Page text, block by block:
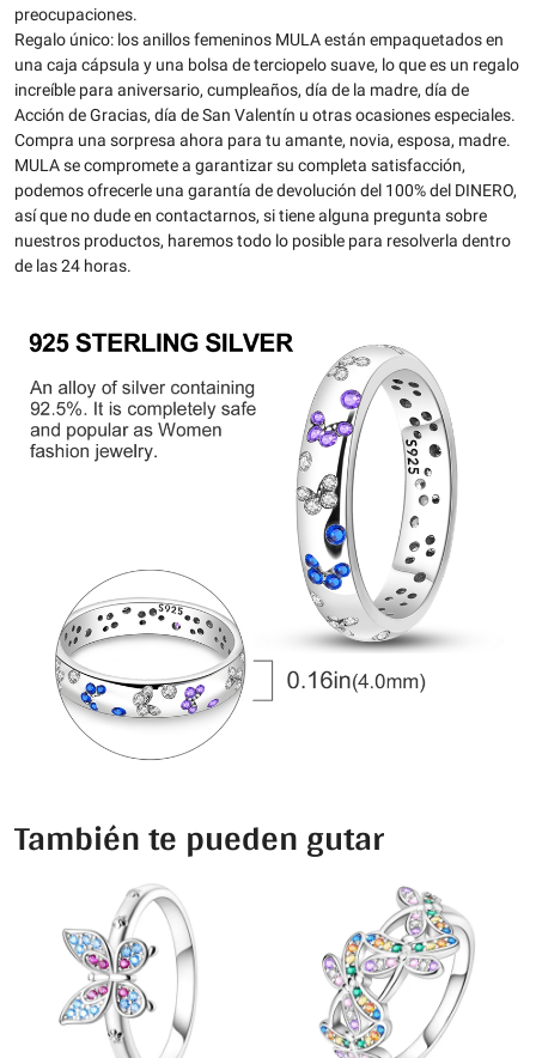
preocupaciones.
Regalo único: los anillos femeninos MULA están empaquetados en
una caja cápsula y una bolsa de terciopelo suave, lo que es un regalo
increíble para aniversario, cumpleaños, día de la madre, día de
Acción de Gracias, día de San Valentín u otras ocasiones especiales.
Compra una sorpresa ahora para tu amante, novia, esposa, madre.
MULA se compromete a garantizar su completa satisfacción,
podemos ofrecerle una garantía de devolución del 100% del DINERO,
así que no dude en contactarnos, si tiene alguna pregunta sobre
nuestros productos, haremos todo lo posible para resolverla dentro
de las 24 horas.
También te pueden gutar